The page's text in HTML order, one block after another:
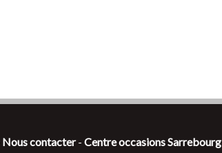
Nous contacter-Centre occasions Sarrebourg